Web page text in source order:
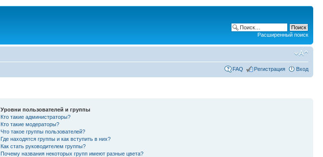
Расширенный поиск
FAQ Регистрация Вход
Уровни пользователей и группы
Кто такие администраторы?
Кто такие модераторы?
Что такое группы пользователей?
Где находятся группы и как вступить в них?
Как стать руководителем группы?
Почему названия некоторых групп имеют разные цвета?